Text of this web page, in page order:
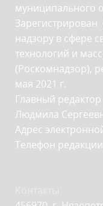
муниципального
надзору в сфере
технологий и
(Роскомнадзор),
мая 2021 г.
Главный
Людмила
Адрес
Телефон